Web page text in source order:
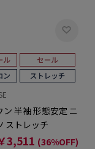
半袖 形態安定 ニ
ストレッチ
3,511 (36%OFF)